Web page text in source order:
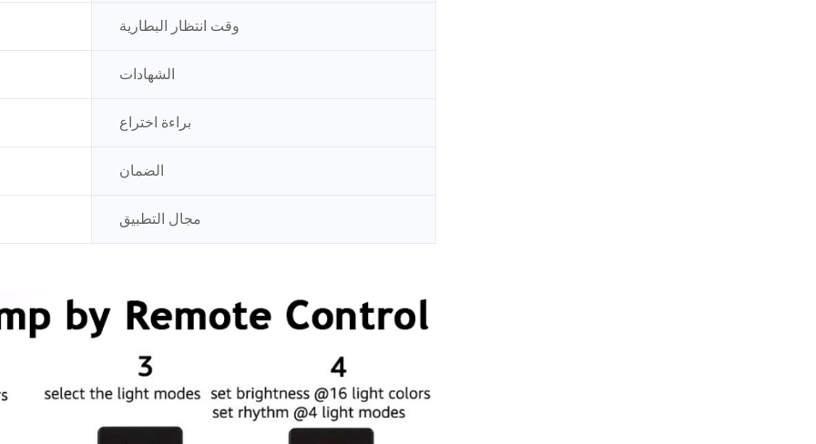
وقت انتظار البطارية
الشهادات
براءة اختراع
الضمان
مجال التطبيق